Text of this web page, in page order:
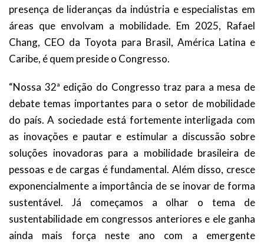
presença de lideranças da indústria e especialistas em
áreas que envolvam a mobilidade. Em 2025, Rafael
Chang, CEO da Toyota para Brasil, América Latina e
Caribe, é quem preside o Congresso.
“Nossa 32ª edição do Congresso traz para a mesa de
debate temas importantes para o setor de mobilidade
do país. A sociedade está fortemente interligada com
as inovações e pautar e estimular a discussão sobre
soluções inovadoras para a mobilidade brasileira de
pessoas e de cargas é fundamental. Além disso, cresce
exponencialmente a importância de se inovar de forma
sustentável. Já começamos a olhar o tema de
sustentabilidade em congressos anteriores e ele ganha
ainda mais força neste ano com a emergente